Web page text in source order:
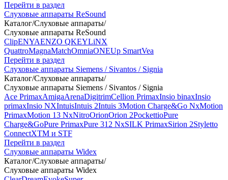
Перейти в раздел
Слуховые аппараты ReSound
Каталог/Слуховые аппараты/
Слуховые аппараты ReSound
ClipENYAENZO QKEYLiNX
QuattroMagnaMatchOmniaONEUp SmartVea
Перейти в раздел
Слуховые аппараты Siemens / Sivantos / Signia
Каталог/Слуховые аппараты/
Слуховые аппараты Siemens / Sivantos / Signia
Ace PrimaxAmigaArenaDigitrimCellion PrimaxInsio binaxInsio
primaxInsio NXIntuisIntuis 2Intuis 3Motion Charge&Go NxMotion
PrimaxMotion 13 NxNitroOrionOrion 2PockettioPure
Charge&GoPure PrimaxPure 312 NxSILK PrimaxSirion 2Styletto
ConnectXTM и STF
Перейти в раздел
Слуховые аппараты Widex
Каталог/Слуховые аппараты/
Слуховые аппараты Widex